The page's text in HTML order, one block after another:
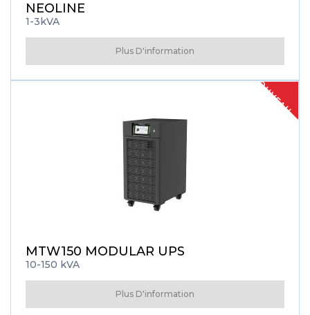
NEOLINE
1-3kVA
Plus D'information
NOUVEAU
MTW150 MODULAR UPS
10-150 kVA
Plus D'information